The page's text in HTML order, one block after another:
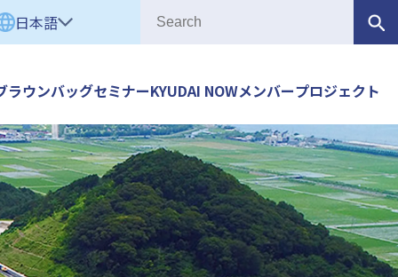
日本語
ラウンバッグセミナーKYUDAI NOWメンバープロジェクト